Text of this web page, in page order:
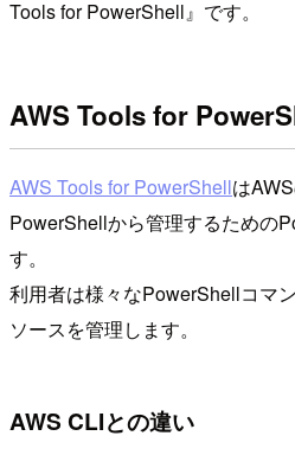
Tools for PowerShell』です。
AWS Tools for
AWS Tools for PowerShellは
PowerShellから管理するための
す。
利用者は様々なPowerShellコマ
ソースを管理します。
AWS CLIとの違い